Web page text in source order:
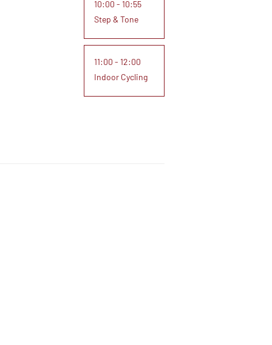
10:00 - 10:55
Step & Tone
11:00 - 12:00
Indoor Cycling